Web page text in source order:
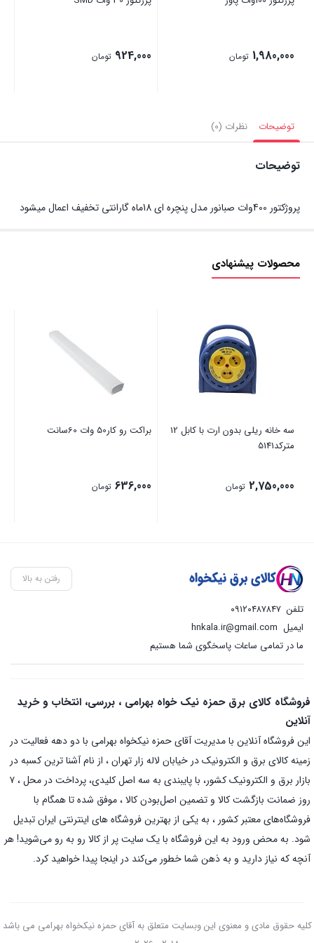
1,980,000 تومان 924,000 تومان
توضیحات نظرات (0)
توضیحات
پروژکتور 400وات صبانور مدل پنچره ای 18ماه گارانتی تخفیف اعمال میشود
محصولات پیشنهادی
سه خانه ریلی بدون ارت با کابل 12
مترکد5141
2,750,000 تومان
براکت رو کار50 وات 60سانت
636,000 تومان
رفتن به بالا
تلفن ۰۹۱۲۰۴۸۷۸۴۷
ایمیل hnkala.ir@gmail.com
ما در تمامی ساعات پاسخگوی شما هستیم
فروشگاه کالای برق حمزه نیک خواه بهرامی ، بررسی، انتخاب و خرید
آنلاین
این فروشگاه آنلاین با مدیریت آقای حمزه نیکخواه بهرامی با دو دهه فعالیت در
زمینه کالای برق و الکترونیک در خیابان لاله زار تهران ، از نام آشنا ترین کسبه در
بازار برق و الکترونیک کشور، با پایبندی به سه اصل کلیدی، پرداخت در محل ، ۷
روز ضمانت بازگشت کالا و تضمین اصل‌بودن کالا ، موفق شده تا همگام با
فروشگاه‌های معتبر کشور ، به یکی از بهترین فروشگاه های اینترنتی ایران تبدیل
شود. به محض ورود به این فروشگاه با یک سایت پر از کالا رو به رو می‌شوید! هر
آنچه که نیاز دارید و به ذهن شما خطور می‌کند در اینجا پیدا خواهید کرد.
کلیه حقوق مادی و معنوی این وبسایت متعلق به آقای حمزه نیکخواه بهرامی می باشد